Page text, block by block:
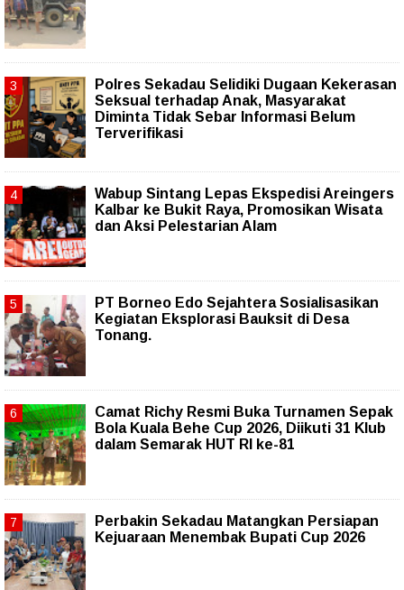
Polres Sekadau Selidiki Dugaan Kekerasan
Seksual terhadap Anak, Masyarakat
Diminta Tidak Sebar Informasi Belum
Terverifikasi
Wabup Sintang Lepas Ekspedisi Areingers
Kalbar ke Bukit Raya, Promosikan Wisata
dan Aksi Pelestarian Alam
PT Borneo Edo Sejahtera Sosialisasikan
Kegiatan Eksplorasi Bauksit di Desa
Tonang.
Camat Richy Resmi Buka Turnamen Sepak
Bola Kuala Behe Cup 2026, Diikuti 31 Klub
dalam Semarak HUT RI ke-81
Perbakin Sekadau Matangkan Persiapan
Kejuaraan Menembak Bupati Cup 2026